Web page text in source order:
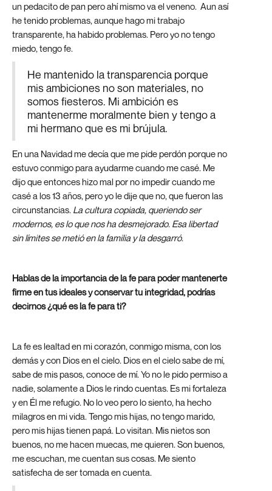
un pedacito de pan pero ahí mismo va el veneno. Aun así
he tenido problemas, aunque hago mi trabajo
transparente, ha habido problemas. Pero yo no tengo
miedo, tengo fe.
He mantenido la transparencia porque
mis ambiciones no son materiales, no
somos fiesteros. Mi ambición es
mantenerme moralmente bien y tengo a
mi hermano que es mi brújula.
En una Navidad me decía que me pide perdón porque no
estuvo conmigo para ayudarme cuando me casé. Me
dijo que entonces hizo mal por no impedir cuando me
casé a los 13 años, pero yo le dije que no, que fueron las
circunstancias. La cultura copiada, queriendo ser
modernos, es lo que nos ha desmejorado. Esa libertad
sin límites se metió en la familia y la desgarró.
Hablas de la importancia de la fe para poder mantenerte
firme en tus ideales y conservar tu integridad, podrías
decirnos ¿qué es la fe para ti?
La fe es lealtad en mi corazón, conmigo misma, con los
demás y con Dios en el cielo. Dios en el cielo sabe de mí,
sabe de mis pasos, conoce de mí. Yo no le pido permiso a
nadie, solamente a Dios le rindo cuentas. Es mi fortaleza
y en Él me refugio. No lo veo pero lo siento, ha hecho
milagros en mi vida. Tengo mis hijas, no tengo marido,
pero mis hijas tienen papá. Lo visitan. Mis nietos son
buenos, no me hacen muecas, me quieren. Son buenos,
me escuchan, me cuentan sus cosas. Me siento
satisfecha de ser tomada en cuenta.